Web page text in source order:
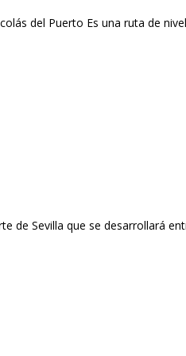
del Puerto Es una ruta de
de Sevilla que se desarrollará